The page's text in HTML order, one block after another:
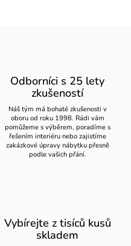
Odborníci s 25 lety
zkušeností
Náš tým má bohaté zkušenosti v
oboru od roku 1998. Rádi vám
pomůžeme s výběrem, poradíme s
řešením interiéru nebo zajistíme
zakázkové úpravy nábytku přesně
podle vašich přání.
Vybírejte z tisíců kusů
skladem